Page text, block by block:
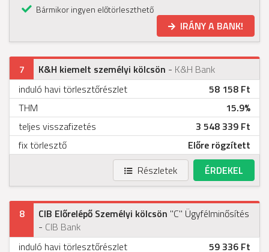
Bármikor ingyen előtörleszthető
IRÁNY A BANK!
7 K&H kiemelt személyi kölcsön - K&H Bank
58 158 Ft
induló havi törlesztőrészlet
15.9%
THM
3 548 339 Ft
teljes visszafizetés
Előre rögzített
fix törlesztő
Részletek
ÉRDEKEL
8 CIB Előrelépő Személyi kölcsön "C" Ügyfélminősítés
- CIB Bank
59 336 Ft
induló havi törlesztőrészlet